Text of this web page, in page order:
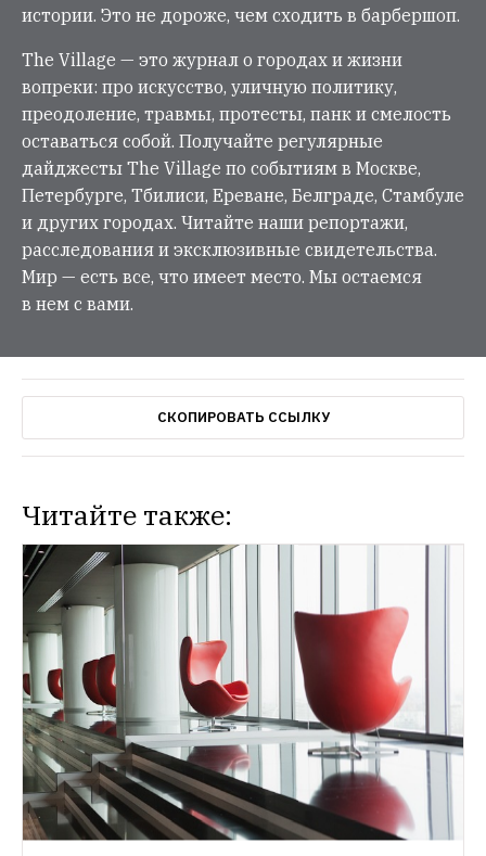
истории. Это не дороже, чем сходить в барбершоп.
The Village — это журнал о городах и жизни
вопреки: про искусство, уличную политику,
преодоление, травмы, протесты, панк и смелость
оставаться собой. Получайте регулярные
дайджесты The Village по событиям в Москве,
Петербурге, Тбилиси, Ереване, Белграде, Стамбуле
и других городах. Читайте наши репортажи,
расследования и эксклюзивные свидетельства.
Мир — есть все, что имеет место. Мы остаемся
в нем с вами.
СКОПИРОВАТЬ ССЫЛКУ
Читайте также:
ТРАНСПОРТ
Карту «Тройка» начнут принимать
в Петербурге и КазаниСоответствующая
договоренность была достигнута во
время круглого стола, организованного
министерством транспорта и
транспортным комплексом
правительства Москвы
ТРАНСПОРТ
Неиспользованные деньги с карты
«Тройка» теперь можно вернуть
Деньги
держателям «Тройки» возвращают в
пассажирском агентстве метрополитена